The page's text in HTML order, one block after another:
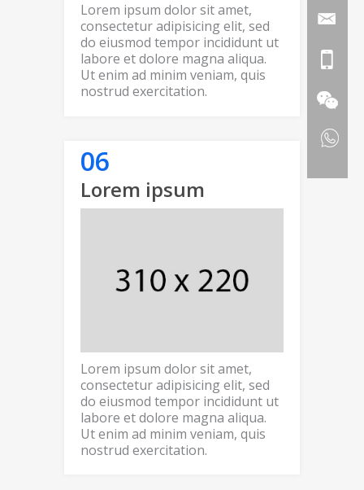
Lorem ipsum dolor sit amet,
consectetur adipisicing elit, sed
do eiusmod tempor incididunt ut
labore et dolore magna aliqua.
Ut enim ad minim veniam, quis
nostrud exercitation.
Lorem ipsum
Lorem ipsum dolor sit amet,
consectetur adipisicing elit, sed
do eiusmod tempor incididunt ut
labore et dolore magna aliqua.
Ut enim ad minim veniam, quis
nostrud exercitation.